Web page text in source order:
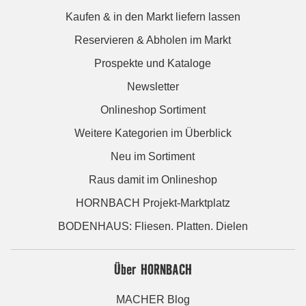
Kaufen & in den Markt liefern lassen
Reservieren & Abholen im Markt
Prospekte und Kataloge
Newsletter
Onlineshop Sortiment
Weitere Kategorien im Überblick
Neu im Sortiment
Raus damit im Onlineshop
HORNBACH Projekt-Marktplatz
BODENHAUS: Fliesen. Platten. Dielen
Über HORNBACH
MACHER Blog